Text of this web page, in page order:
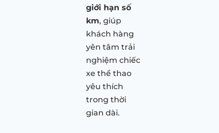
giới hạn số
km, giúp
khách hàng
yên tâm trải
nghiệm chiếc
xe thể thao
yêu thích
trong thời
gian dài.